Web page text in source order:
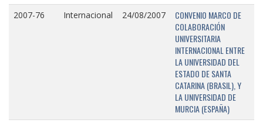
2007-76 Internacional 24/08/2007
CONVENIO MARCO DE
COLABORACIÓN
UNIVERSITARIA
INTERNACIONAL ENTRE
LA UNIVERSIDAD DEL
ESTADO DE SANTA
CATARINA (BRASIL), Y
LA UNIVERSIDAD DE
MURCIA (ESPAÑA)